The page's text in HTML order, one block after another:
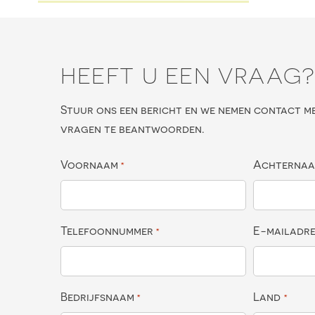
HEEFT U EEN VRAAG?
Stuur ons een bericht en we nemen contact
vragen te beantwoorden.
Voornaam *
Telefoonnummer * E-
Bedrijfsnaam * Land *